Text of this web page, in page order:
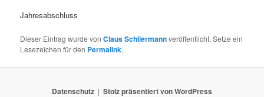
Jahresabschluss
Dieser Eintrag wurde vonClaus Schliermannveröffentlicht. Setze ein
Lesezeichen für den Permalink.
Datenschutz Stolz präsentiert von WordPress